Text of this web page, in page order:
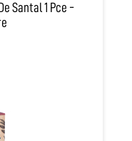
Santal 1 Pce -